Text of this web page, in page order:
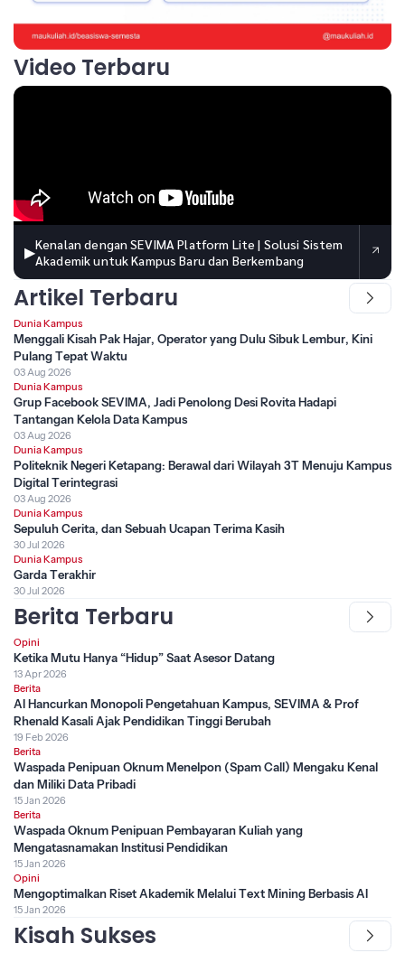
Video Terbaru
▶Kenalan dengan SEVIMA Platform Lite | Solusi Sistem
Akademik untuk Kampus Baru dan Berkembang
Artikel Terbaru
Dunia Kampus
Menggali Kisah Pak Hajar, Operator yang Dulu Sibuk Lembur, Kini
Pulang Tepat Waktu
03 Aug 2026
Dunia Kampus
Grup Facebook SEVIMA, Jadi Penolong Desi Rovita Hadapi
Tantangan Kelola Data Kampus
03 Aug 2026
Dunia Kampus
Politeknik Negeri Ketapang: Berawal dari Wilayah 3T Menuju Kampus
Digital Terintegrasi
03 Aug 2026
Dunia Kampus
Sepuluh Cerita, dan Sebuah Ucapan Terima Kasih
30 Jul 2026
Dunia Kampus
Garda Terakhir
30 Jul 2026
Berita Terbaru
Opini
Ketika Mutu Hanya “Hidup” Saat Asesor Datang
13 Apr 2026
Berita
AI Hancurkan Monopoli Pengetahuan Kampus, SEVIMA & Prof
Rhenald Kasali Ajak Pendidikan Tinggi Berubah
19 Feb 2026
Berita
Waspada Penipuan Oknum Menelpon (Spam Call) Mengaku Kenal
dan Miliki Data Pribadi
15 Jan 2026
Berita
Waspada Oknum Penipuan Pembayaran Kuliah yang
Mengatasnamakan Institusi Pendidikan
15 Jan 2026
Opini
Mengoptimalkan Riset Akademik Melalui Text Mining Berbasis AI
15 Jan 2026
Kisah Sukses